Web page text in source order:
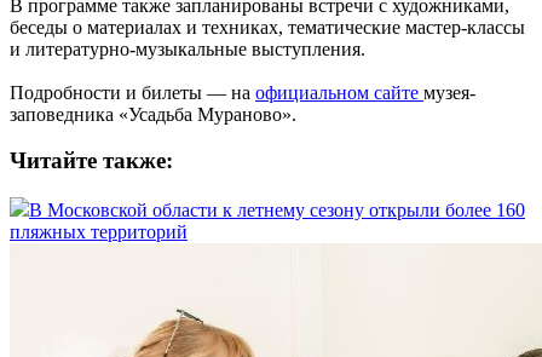
В программе также запланированы встречи с художниками,
беседы о материалах и техниках, тематические мастер-классы
и литературно-музыкальные выступления.
Подробности и билеты — на официальном сайте музея-
заповедника «Усадьба Мураново».
Читайте также:
В Московской области к летнему сезону открыли более 160
пляжных территорий